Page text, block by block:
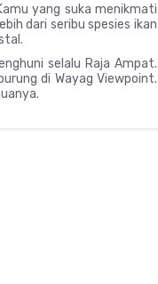
yang suka menikmati
dari seribu spesies ikan
selalu Raja Ampat.
di Wayag Viewpoint.